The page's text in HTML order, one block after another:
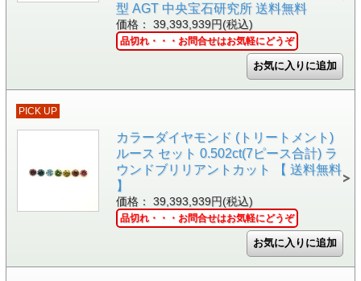
型 AGT 中央宝石研究所 送料無料
価格： 39,393,939円(税込)
品切れ・・・お問合せはお気軽にどうぞ
PICK UP
カラーダイヤモンド (トリートメント)
ルース セット 0.502ct(7ピース合計) ラ
ウンドブリリアントカット 【 送料無料
】
価格： 39,393,939円(税込)
品切れ・・・お問合せはお気軽にどうぞ